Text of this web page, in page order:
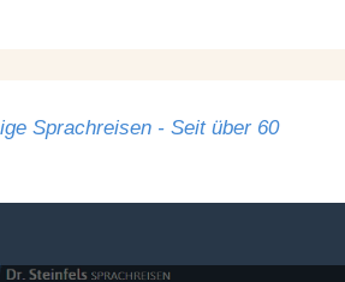
Sprachreisen - Seit über 60